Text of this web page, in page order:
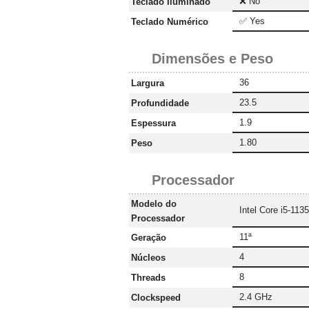
Teclado Numérico
✅ Yes
Dimensões e Peso
Largura
36
Profundidade
23.5
Espessura
1.9
Peso
1.80
Processador
Modelo do
Processador
Intel Core i5-
Geração
11ª
Núcleos
4
Threads
8
Clockspeed
2.4 GHz